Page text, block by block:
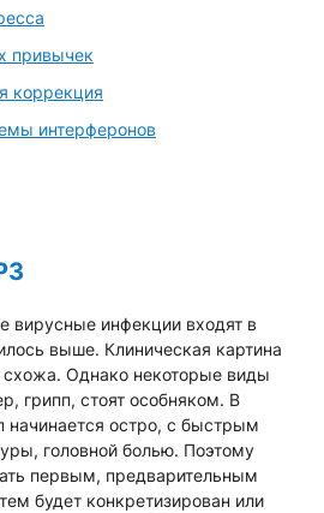
привычек
коррекция
интерферонов
вирусные инфекции входят в
выше. Клиническая картина
схожа. Однако некоторые виды
грипп, стоят особняком. В
начинается остро, с быстрым
головной болью. Поэтому
первым, предварительным
будет конкретизирован или